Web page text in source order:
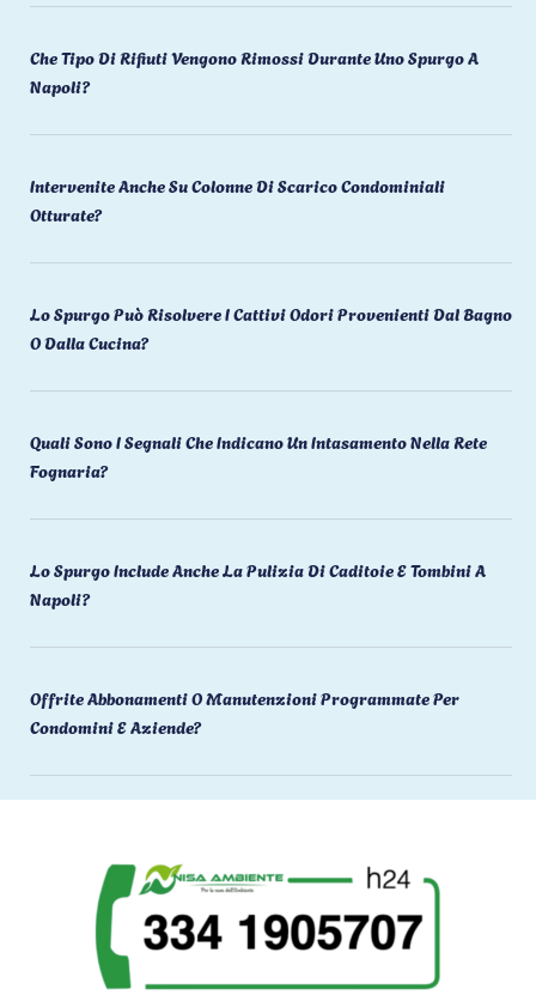
Che Tipo Di Rifiuti Vengono Rimossi Durante Uno Spurgo A
Napoli?
Intervenite Anche Su Colonne Di Scarico Condominiali
Otturate?
Lo Spurgo Può Risolvere I Cattivi Odori Provenienti Dal Bagno
O Dalla Cucina?
Quali Sono I Segnali Che Indicano Un Intasamento Nella Rete
Fognaria?
Lo Spurgo Include Anche La Pulizia Di Caditoie E Tombini A
Napoli?
Offrite Abbonamenti O Manutenzioni Programmate Per
Condomini E Aziende?